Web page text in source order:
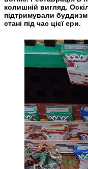
колишній вигляд.
підтримували
стані під час цієї ери.